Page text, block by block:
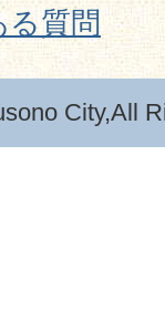
る質問
City,All